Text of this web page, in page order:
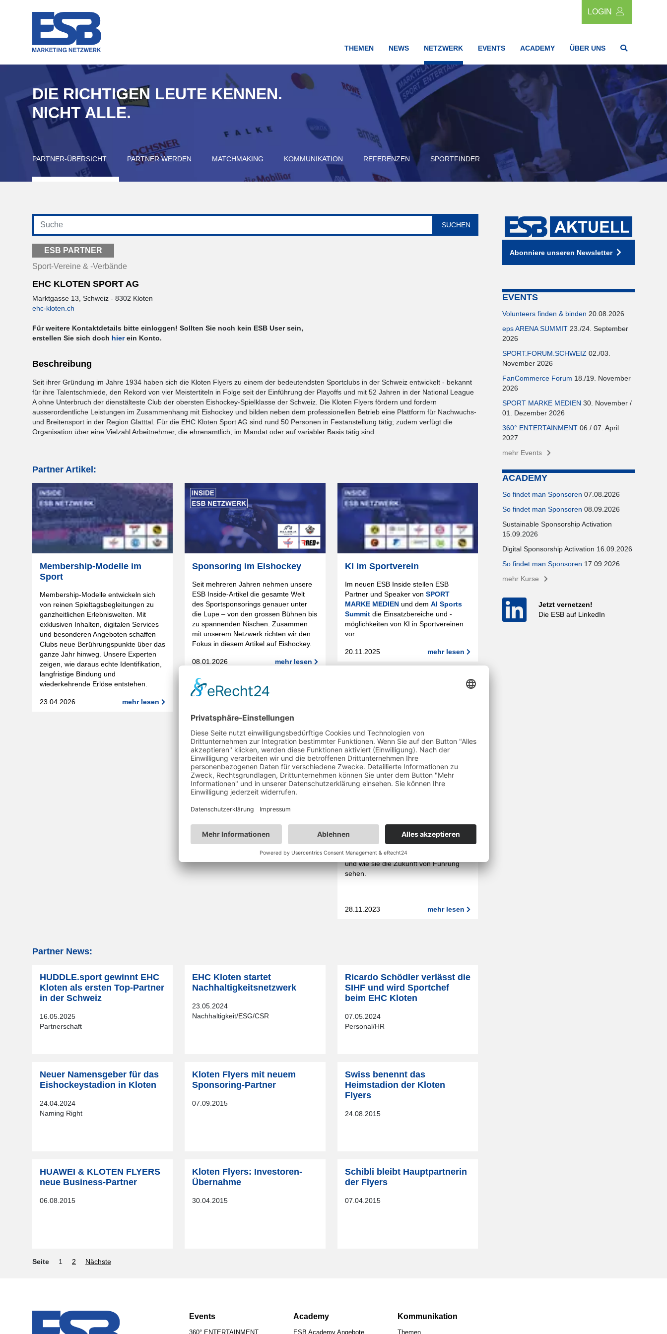
LOGIN
THEMEN NEWS NETZWERK EVENTS ACADEMY ÜBER UNS
DIE RICHTIGEN LEUTE KENNEN.
NICHT ALLE.
PARTNER-ÜBERSICHT PARTNER WERDEN MATCHMAKING KOMMUNIKATION REFERENZEN SPORTFINDER
ESB PARTNER
Sport-Vereine & -Verbände
EHC KLOTEN SPORT AG
Marktgasse 13, Schweiz - 8302 Kloten
ehc-kloten.ch
Für weitere Kontaktdetails bitte einloggen! Sollten Sie noch kein ESB User sein,
erstellen Sie sich doch hierein Konto.
Beschreibung
Seit ihrer Gründung im Jahre 1934 haben sich die Kloten Flyers zu einem der bedeutendsten Sportclubs in der Schweiz entwickelt - bekannt
für ihre Talentschmiede, den Rekord von vier Meistertiteln in Folge seit der Einführung der Playoffs und mit 52 Jahren in der National League
A ohne Unterbruch der dienstälteste Club der obersten Eishockey-Spielklasse der Schweiz. Die Kloten Flyers fördern und fordern
ausserordentliche Leistungen im Zusammenhang mit Eishockey und bilden neben dem professionellen Betrieb eine Plattform für Nachwuchs-
und Breitensport in der Region Glatttal. Für die EHC Kloten Sport AG sind rund 50 Personen in Festanstellung tätig; zudem verfügt die
Organisation über eine Vielzahl Arbeitnehmer, die ehrenamtlich, im Mandat oder auf variabler Basis tätig sind.
Partner Artikel:
Membership-Modelle im
Sport
Membership-Modelle entwickeln sich
von reinen Spieltagsbegleitungen zu
ganzheitlichen Erlebniswelten. Mit
exklusiven Inhalten, digitalen Services
und besonderen Angeboten schaffen
Clubs neue Berührungspunkte über das
ganze Jahr hinweg. Unsere Experten
zeigen, wie daraus echte Identifikation,
langfristige Bindung und
wiederkehrende Erlöse entstehen.
23.04.2026 mehr lesen
Sponsoring im Eishockey
Seit mehreren Jahren nehmen unsere
ESB Inside-Artikel die gesamte Welt
des Sportsponsorings genauer unter
die Lupe – von den grossen Bühnen bis
zu spannenden Nischen. Zusammen
mit unserem Netzwerk richten wir den
Fokus in diesem Artikel auf Eishockey.
08.01.2026 mehr lesen
KI im Sportverein
Im neuen ESB Inside stellen ESB
Partner und Speaker von SPORT
MARKE MEDIENund dem AI Sports
Summitdie Einsatzbereiche und -
möglichkeiten von KI in Sportvereinen
vor.
20.11.2025 mehr lesen
Führung quo vadis?
Was agile Führung ist und wie es
Unternehmen voran bringen kann, wird
sich die Rolle der Führungskräfte in den
letzten 10 Jahren in ihren Augen
verändert hat, welche Tipps sie für
zukünftige Entscheider geben können
und wie sie die Zukunft von Führung
sehen.
28.11.2023 mehr lesen
Partner News:
HUDDLE.sport gewinnt EHC
Kloten als ersten Top-Partner
in der Schweiz
16.05.2025
Partnerschaft
EHC Kloten startet
Nachhaltigkeitsnetzwerk
23.05.2024
Nachhaltigkeit/ESG/CSR
Ricardo Schödler verlässt die
SIHF und wird Sportchef
beim EHC Kloten
07.05.2024
Personal/HR
Neuer Namensgeber für das
Eishockeystadion in Kloten
24.04.2024
Naming Right
Kloten Flyers mit neuem
Sponsoring-Partner
07.09.2015
Swiss benennt das
Heimstadion der Kloten
Flyers
24.08.2015
HUAWEI & KLOTEN FLYERS
neue Business-Partner
06.08.2015
Kloten Flyers: Investoren-
Übernahme
30.04.2015
Schibli bleibt Hauptpartnerin
der Flyers
07.04.2015
Seite 1 2 Nächste
Abonniere unseren Newsletter
EVENTS
Volunteers finden & binden 20.08.2026
eps ARENA SUMMIT 23./24. September
2026
SPORT.FORUM.SCHWEIZ 02./03.
November 2026
FanCommerce Forum 18./19. November
2026
SPORT MARKE MEDIEN 30. November /
01. Dezember 2026
360° ENTERTAINMENT 06./ 07. April
2027
mehr Events
ACADEMY
So findet man Sponsoren 07.08.2026
So findet man Sponsoren 08.09.2026
Sustainable Sponsorship Activation
15.09.2026
Digital Sponsorship Activation 16.09.2026
So findet man Sponsoren 17.09.2026
mehr Kurse
Jetzt vernetzen!
Die ESB auf LinkedIn
Events
360° ENTERTAINMENT
Academy
ESB Academy Angebote
Kommunikation
Themen